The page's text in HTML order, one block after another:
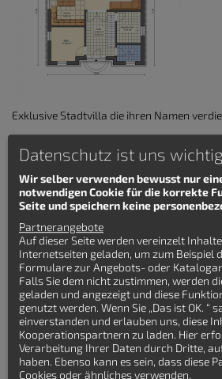
Exklusive Stadtvilla die ihren Namen
Landhaus Potsdam Exklusiv
Wohnfläche: 150 qm
Hauslänge: 11 m
Hausbreite: 10 m
Zimmeranzahl: 5-Zimmer
Keinen passenden
gefunden?
Lasssen Sie sich
Grundrisse von
Datenschutz ist uns
Wir selber verwenden bewusst nur
notwendigen Cookie für die korrekte
Seite und speichern keine
Partnerangebote
Auf dieser Seite werden vereinzelt
Internetseiten geladen, um zum Beispiel
Formulare zur Angebots- oder
Falls Sie dem nicht zustimmen, werden
geladen und angezeigt und diese
genutzt werden. Wenn Sie „Das ist OK. “
einverstanden und erlauben uns, diese
Kooperationspartnern zu laden. Hier
Verarbeitung Ihrer Daten durch Dritte,
haben. Ebenso kann es sein, dass diese
Cookies oder ähnliches verwenden.